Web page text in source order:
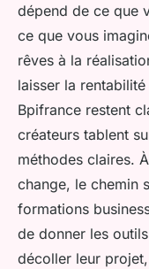
dépend de ce que
ce que vous
rêves à la
laisser la
Bpifrance restent
créateurs tablent
méthodes claires.
change, le chemin
formations
de donner les
décoller leur